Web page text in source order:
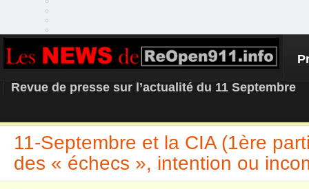
REOPEN911 – NEWS
Revue de presse sur l’actualité du 11 Septembre
11-Septembre et la CIA (1ère
des « échecs », intention ou